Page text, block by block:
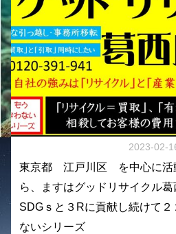
2023-02-
東京都 江戸川区 を中心に活
ら、ますはグッドリサイクル
SDGｓと３Rに貢献し続けて
ないシリーズ